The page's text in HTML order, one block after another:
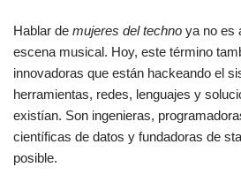
Hablar de mujeres del techno ya no es
escena musical. Hoy, este término
innovadoras que están hackeando el
herramientas, redes, lenguajes y
existían. Son ingenieras,
científicas de datos y fundadoras de
posible.